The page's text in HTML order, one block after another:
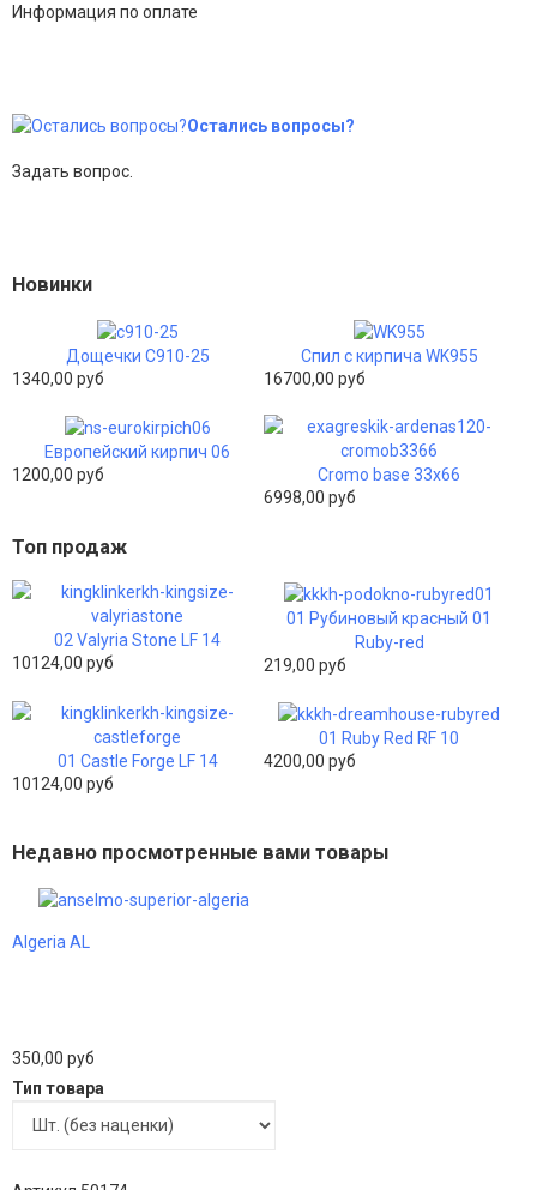
Информация по оплате
Остались вопросы?
Задать вопрос.
Новинки
Дощечки С910-25
1340,00 руб
Спил с кирпича WK955
16700,00 руб
Европейский кирпич 06
1200,00 руб
Cromo base 33x66
6998,00 руб
Топ продаж
02 Valyria Stone LF 14
10124,00 руб
01 Рубиновый красный 01
Ruby-red
219,00 руб
01 Castle Forge LF 14
10124,00 руб
01 Ruby Red RF 10
4200,00 руб
Недавно просмотренные вами товары
Algeria AL
350,00 руб
Тип товара